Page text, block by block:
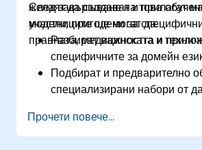
желаят да създават и прилагат
модели, пригодени за
правната, медицинската и
След завършване на това
участниците ще могат да:
Разбират важността и
специфичните за домейн
Подбират и предварително
специализирани набори от
Обучават и донастройват
за специфични за домейн
Прочети повече...